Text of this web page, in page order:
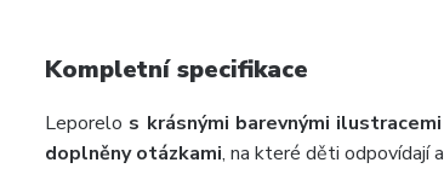
Kompletní specifikace
Leporelo s krásnými barevnými ilustracemi
doplněny otázkami, na které děti odpovídají